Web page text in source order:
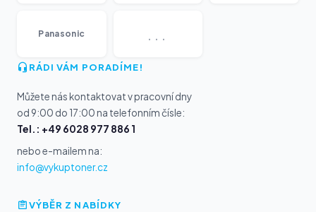
Panasonic ...
RÁDI VÁM PORADÍME!
Můžete nás kontaktovat v pracovní dny
od 9:00 do 17:00 na telefonním čísle:
Tel.: +49 6028 977 886 1
nebo e-mailem na:
info@vykuptoner.cz
VÝBĚR Z NABÍDKY